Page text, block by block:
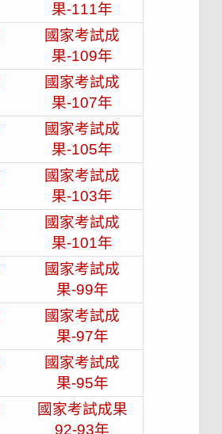
果-111年
國家考試成
果-109年
國家考試成
果-107年
國家考試成
果-105年
國家考試成
果-103年
國家考試成
果-101年
國家考試成
果-99年
國家考試成
果-97年
國家考試成
果-95年
國家考試成果
92-93年